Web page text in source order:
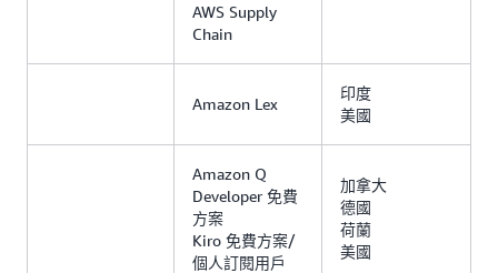
AWS Supply
Chain
Amazon Lex
印度
美國
Amazon Q
Developer 免費
方案
Kiro 免費方案/
個人訂閱用戶
加拿大
德國
荷蘭
美國